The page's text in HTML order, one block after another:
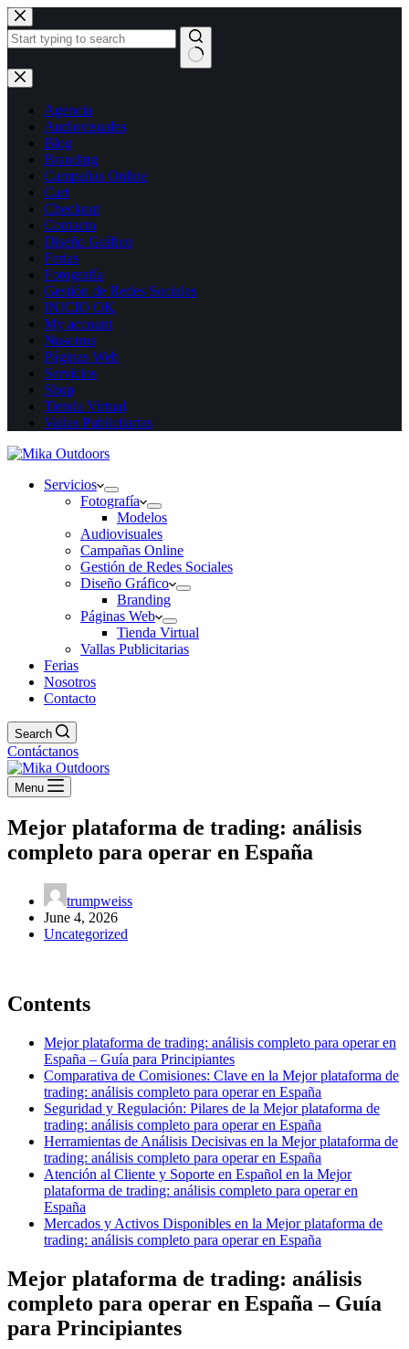
Skip
to
content
No
results
Agencia
Audiovisuales
Blog
Branding
Campañas Online
Cart
Checkout
Contacto
Diseño Gráfico
Ferias
Fotografía
Gestión de Redes Sociales
INICIO OK
My account
Nosotros
Páginas Web
Servicios
Shop
Tienda Virtual
Vallas Publicitarias
Servicios
Fotografía
Modelos
Audiovisuales
Campañas Online
Gestión de Redes Sociales
Diseño Gráfico
Branding
Páginas Web
Tienda Virtual
Vallas Publicitarias
Ferias
Nosotros
Contacto
Search
Contáctanos
Menu
Mejor plataforma de trading: análisis
completo para operar en España
trumpweiss
June 4, 2026
Uncategorized
Contents
Mejor plataforma de trading: análisis completo para operar en
España – Guía para Principiantes
Comparativa de Comisiones: Clave en la Mejor plataforma de
trading: análisis completo para operar en España
Seguridad y Regulación: Pilares de la Mejor plataforma de
trading: análisis completo para operar en España
Herramientas de Análisis Decisivas en la Mejor plataforma de
trading: análisis completo para operar en España
Atención al Cliente y Soporte en Español en la Mejor
plataforma de trading: análisis completo para operar en
España
Mercados y Activos Disponibles en la Mejor plataforma de
trading: análisis completo para operar en España
Mejor plataforma de trading: análisis
completo para operar en España – Guía
para Principiantes